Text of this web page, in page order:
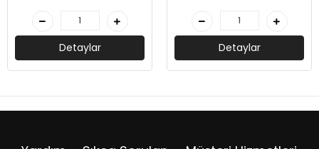
Detaylar Detaylar